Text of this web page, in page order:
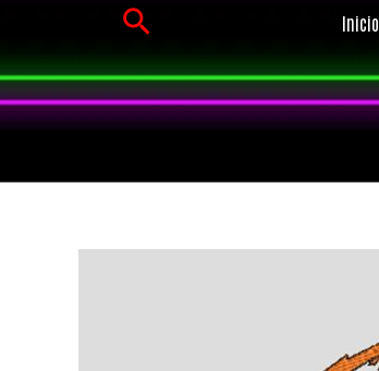
Buscar Inicio